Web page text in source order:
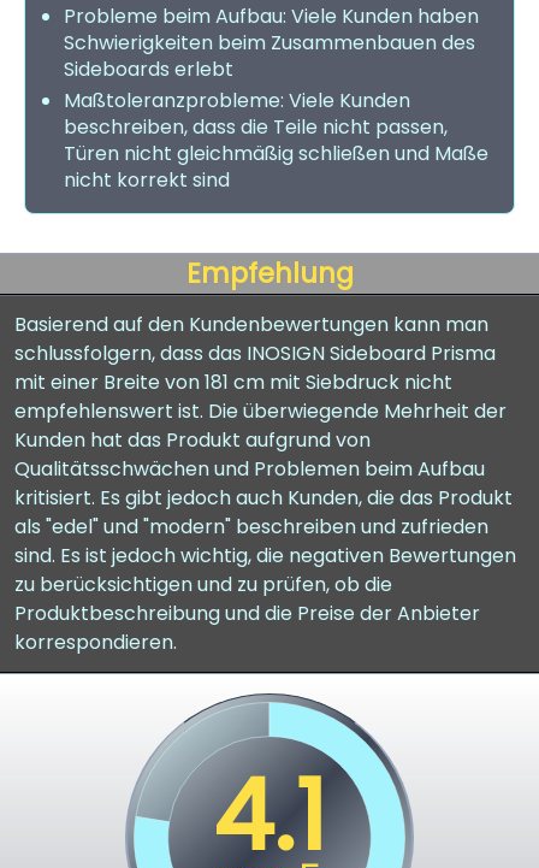
Probleme beim Aufbau: Viele Kunden haben
Schwierigkeiten beim Zusammenbauen des
Sideboards erlebt
Maßtoleranzprobleme: Viele Kunden
beschreiben, dass die Teile nicht passen,
Türen nicht gleichmäßig schließen und Maße
nicht korrekt sind
Empfehlung
Basierend auf den Kundenbewertungen kann man
schlussfolgern, dass das INOSIGN Sideboard Prisma
mit einer Breite von 181 cm mit Siebdruck nicht
empfehlenswert ist. Die überwiegende Mehrheit der
Kunden hat das Produkt aufgrund von
Qualitätsschwächen und Problemen beim Aufbau
kritisiert. Es gibt jedoch auch Kunden, die das Produkt
als "edel" und "modern" beschreiben und zufrieden
sind. Es ist jedoch wichtig, die negativen Bewertungen
zu berücksichtigen und zu prüfen, ob die
Produktbeschreibung und die Preise der Anbieter
korrespondieren.